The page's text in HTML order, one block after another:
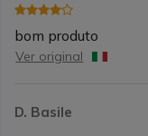
bom produto
Ver original
D. Basile